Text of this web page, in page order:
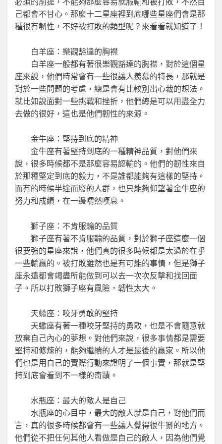
己都會不甘心。那麼十二星座裡到底哪些星座們會是那
種很有韌性，不好被打敗的類型呢？來看看就知道了！
白羊座：樂觀豁達的胸襟
白羊座一般都有著很樂觀豁達的胸襟，對於這個星
座來說，他們時常會有一些很讓人羨慕的特長，那就是
對於一些問題的考慮，總是會有比較別出心裁的想法。
就比如說面對一些挑戰和挫折，他們總是可以用盡全力
去做的很好，這也是他們韌性的來源。
金牛座：堅持到底的精神
金牛座有著堅持到底的一種精神品質，對他們來
說，很多時候都不是那麼容易認輸的。他們的韌性來自
於那種堅定到底的毅力，不是誰都能夠有這樣的堅持。
而有的時候半途而廢的人群，也只能夠仰望著金牛座的
努力和成績，在一邊喟然嘆息。
獅子座：不肯服輸的品質
獅子座有著不肯服輸的品質，對於獅子座這麼一個
很要強的星座來說，他們真的很多時候都是太過於在乎
一些輸贏的。被打敗雖然也是有可能的事情，但是獅子
座永遠都會竭盡所能做到可以去一次次反擊和找回面
子。所以打敗獅子座有風險，韌性太大。
天蠍座：咬牙勇敢的堅持
天蠍座有著一種咬牙堅持的勇敢，也是不會隨意就
放棄自己內心的夢想。對他們來說，很多事情都是需要
堅持和修煉的，能夠繼續的人才是最後的贏家。所以他
們也是用自己的實際行動來證明了一個事實，那就是堅
持到底會看到不一樣的奇蹟。
水瓶座：最大的敵人是自己
水瓶座的心目中，最大的敵人就是自己，對他們而
言，真的很多時候都會有一些讓人覺得很牛掰的地方。
他們從不把任何其他人看做是自己的敵人，因為他們覺